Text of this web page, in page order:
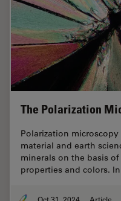
The Polarization
Polarization
material and earth
minerals on the basis
properties and colors.
Oct 31, 2024 Article